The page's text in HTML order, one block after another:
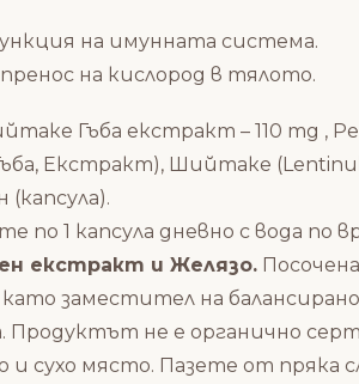
на имунната система.
на кислород в тялото.
Гъба екстракт – 110 mg ,
Екстракт), Шийтаке
по 1 капсула дневно с вода по
екстракт и Желязо.
заместител на
Продуктът не е органично
и сухо място. Пазете от пряка